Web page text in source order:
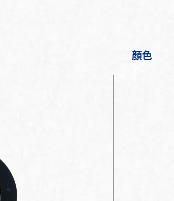
顏色